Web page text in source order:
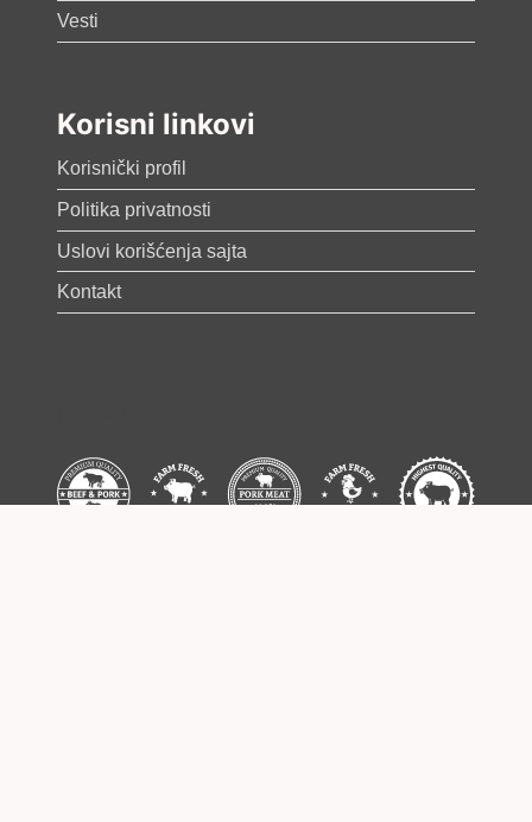
Vesti
Korisni linkovi
Korisnički profil
Politika privatnosti
Uslovi korišćenja sajta
Kontakt